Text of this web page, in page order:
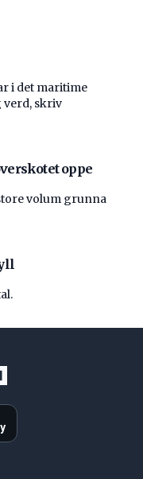
i det maritime
verd, skriv
oppe
volum grunna